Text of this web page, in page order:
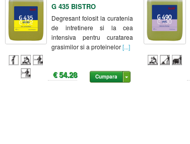
G 435 BISTRO
Degresant folosit la curatenia
de intretinere si la cea
intensiva pentru curatarea
grasimilor si a proteinelor[...]
€ 54.28 Cumpara